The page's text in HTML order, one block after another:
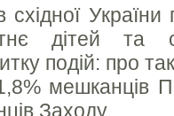
дітей та
подій: про
мешканців
Заходу.